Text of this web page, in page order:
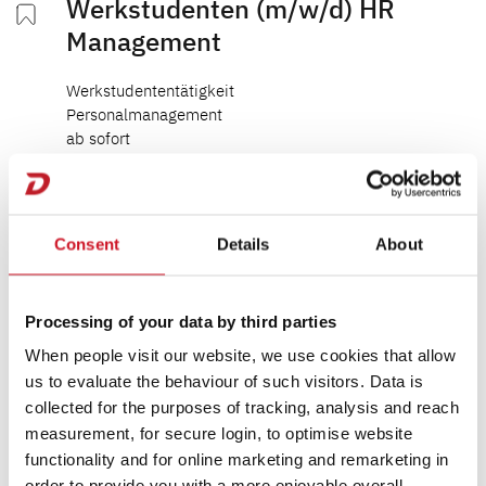
Consent Details About
Processing of your data by third parties
When people visit our website, we use cookies that allow
us to evaluate the behaviour of such visitors. Data is
collected for the purposes of tracking, analysis and reach
measurement, for secure login, to optimise website
functionality and for online marketing and remarketing in
Werkstudenten (m/w/d) HR
Management
Werkstudententätigkeit
Personalmanagement
ab sofort
technischer Kundendienst &
Garantieabwicklung
Berufserfahrene, Berufseinsteiger
Technische Redaktion
ab sofort